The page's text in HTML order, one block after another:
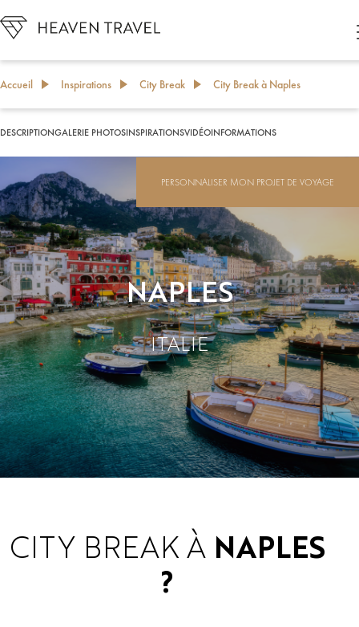
Accueil Inspirations City Break City Break à Naples
DESCRIPTIONGALERIE PHOTOSINSPIRATIONSVIDÉOINFORMATIONS
PERSONNALISER MON PROJET DE VOYAGE
NAPLES
ITALIE
CITY BREAK À NAPLES
?